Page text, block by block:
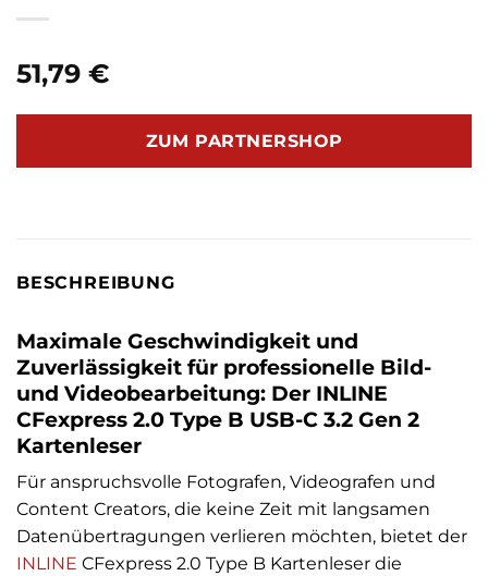
51,79 €
ZUM PARTNERSHOP
BESCHREIBUNG
Maximale Geschwindigkeit und
Zuverlässigkeit für professionelle Bild-
und Videobearbeitung: Der INLINE
CFexpress 2.0 Type B USB-C 3.2 Gen 2
Kartenleser
Für anspruchsvolle Fotografen, Videografen und
Content Creators, die keine Zeit mit langsamen
Datenübertragungen verlieren möchten, bietet der
INLINE CFexpress 2.0 Type B Kartenleser die